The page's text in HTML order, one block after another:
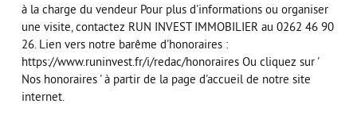
à la charge du vendeur Pour plus d'informations ou organiser
une visite, contactez RUN INVEST IMMOBILIER au 0262 46 90
26. Lien vers notre barême d'honoraires :
https://www.runinvest.fr/i/redac/honoraires Ou cliquez sur '
Nos honoraires ' à partir de la page d'accueil de notre site
internet.